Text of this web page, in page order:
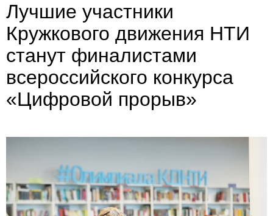
Лучшие участники
Кружкового движения НТИ
станут финалистами
всероссийского конкурса
«Цифровой прорыв»